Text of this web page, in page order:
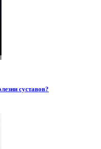
суставов?